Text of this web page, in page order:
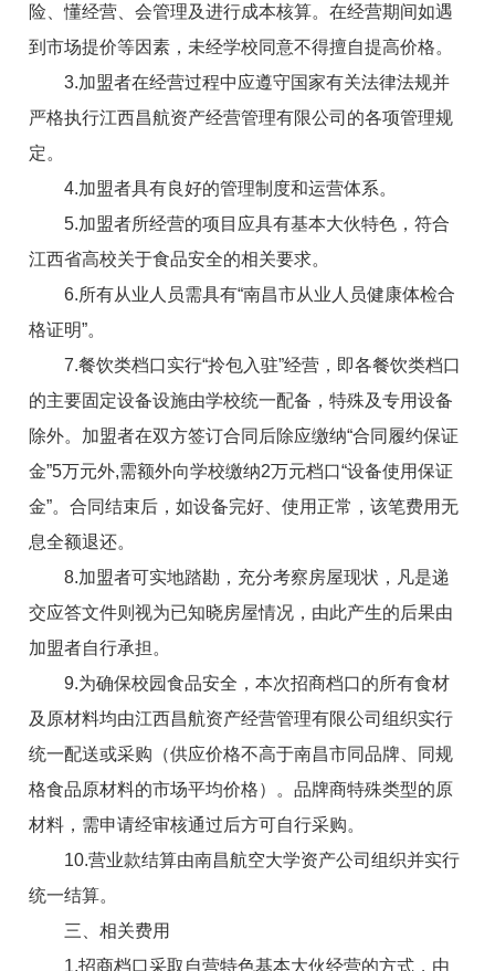
险、懂经营、会管理及进行成本核算。在经营期间如遇
到市场提价等因素，未经学校同意不得擅自提高价格。
3.加盟者在经营过程中应遵守国家有关法律法规并
严格执行江西昌航资产经营管理有限公司的各项管理规
定。
4.加盟者具有良好的管理制度和运营体系。
5.加盟者所经营的项目应具有基本大伙特色，符合
江西省高校关于食品安全的相关要求。
6.所有从业人员需具有“南昌市从业人员健康体检合
格证明”。
7.餐饮类档口实行“拎包入驻”经营，即各餐饮类档口
的主要固定设备设施由学校统一配备，特殊及专用设备
除外。 加盟者在双方签订合同后除应缴纳“合同履约保证
金”5万元外,需额外向学校缴纳2万元档口“设备使用保证
金”。合同结束后，如设备完好、使用正常，该笔费用无
息全额退还。
8.加盟者可实地踏勘，充分考察房屋现状，凡是递
交应答文件则视为已知晓房屋情况，由此产生的后果由
加盟者自行承担。
9.为确保校园食品安全，本次招商档口的所有食材
及原材料均由江西昌航资产经营管理有限公司组织实行
统一配送或采购（供应价格不高于南昌市同品牌、同规
格食品原材料的市场平均价格）。品牌商特殊类型的原
材料，需申请经审核通过后方可自行采购。
10.营业款结算由南昌航空大学资产公司组织并实行
统一结算。
三、相关费用
1.招商档口采取 自营特色基本大伙经营的方式，由